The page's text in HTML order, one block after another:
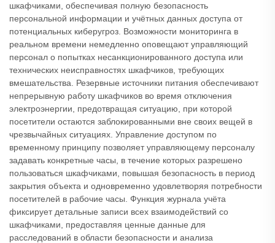
шкафчиками, обеспечивая полную безопасность
персональной информации и учётных данных доступа от
потенциальных киберугроз. Возможности мониторинга в
реальном времени немедленно оповещают управляющий
персонал о попытках несанкционированного доступа или
технических неисправностях шкафчиков, требующих
вмешательства. Резервные источники питания обеспечивают
непрерывную работу шкафчиков во время отключения
электроэнергии, предотвращая ситуацию, при которой
посетители остаются заблокированными вне своих вещей в
чрезвычайных ситуациях. Управление доступом по
временному принципу позволяет управляющему персоналу
задавать конкретные часы, в течение которых разрешено
пользоваться шкафчиками, повышая безопасность в период
закрытия объекта и одновременно удовлетворяя потребности
посетителей в рабочие часы. Функция журнала учёта
фиксирует детальные записи всех взаимодействий со
шкафчиками, предоставляя ценные данные для
расследований в области безопасности и анализа